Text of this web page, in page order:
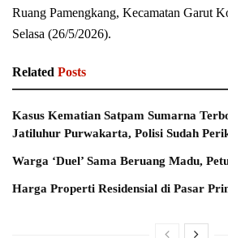
Ruang Pamengkang, Kecamatan Garut
Selasa (26/5/2026).
Related Posts
Kasus Kematian Satpam Sumarna
Jatiluhur Purwakarta, Polisi Sudah
Warga ‘Duel’ Sama Beruang Madu,
Harga Properti Residensial di Pasar